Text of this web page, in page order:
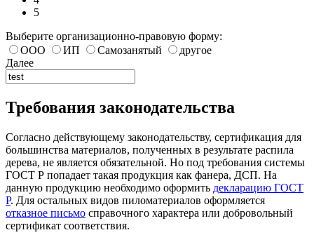
5
Выберите организационно-правовую форму:
ООО
ИП Самозанятый
другое
Далее
Требования законодательства
Согласно действующему законодательству, сертификация для
большинства материалов, полученных в результате распила
дерева, не является обязательной. Но под требования системы
ГОСТ Р попадает такая продукция как фанера, ДСП. На
данную продукцию необходимо оформить декларацию ГОСТ
Р. Для остальных видов пиломатериалов оформляется
отказное письмо справочного характера или добровольный
сертификат соответствия.